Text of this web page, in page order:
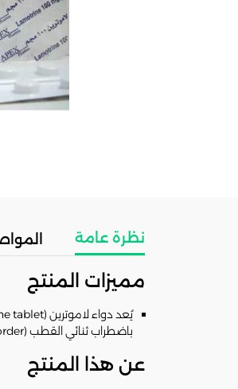
نظرة عامة
مميزات المنتج
باضطراب ثنائي القطب (bipolar disorder).
عن هذا المنتج